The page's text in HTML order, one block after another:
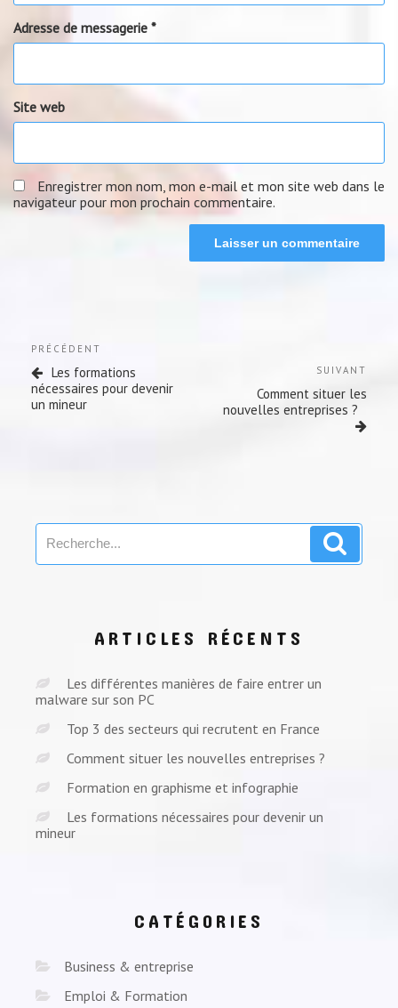
Adresse de messagerie *
Site web
Enregistrer mon nom, mon e-mail et mon site web dans le
navigateur pour mon prochain commentaire.
l’article
Previous
Post
PRÉCÉDENT
Les formations
nécessaires pour devenir
un mineur
SUIVANT
Comment situer les
nouvelles entreprises ?
Search
for:
ARTICLES RÉCENTS
Les différentes manières de faire entrer un
malware sur son PC
Top 3 des secteurs qui recrutent en France
Comment situer les nouvelles entreprises ?
Formation en graphisme et infographie
Les formations nécessaires pour devenir un
mineur
CATÉGORIES
Business & entreprise
Emploi & Formation